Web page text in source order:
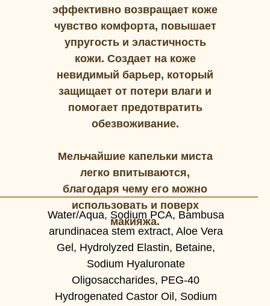
Water/Aqua, Sodium PCA, Bambusa
arundinacea stem extract, Aloe Vera
Gel, Hydrolyzed Elastin, Betaine,
Sodium Hyaluronate
Oligosaccharides, PEG-40
Hydrogenated Castor Oil, Sodium
эффективно возвращает коже
чувство комфорта, повышает
упругость и эластичность
кожи. Создает на коже
невидимый барьер, который
защищает от потери влаги и
помогает предотвратить
обезвоживание.
Мельчайшие капельки миста
легко впитываются,
благодаря чему его можно
использовать и поверх
макияжа.